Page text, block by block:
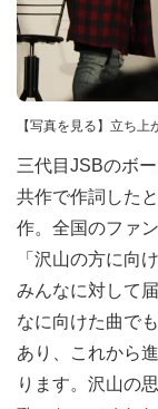
【写真を見る】立ち
三代目JSBのボ
共作で作詞した
作。全国のファ
「沢山の方に向
みんなに対して
なに向けた曲で
あり、これから
ります。沢山の